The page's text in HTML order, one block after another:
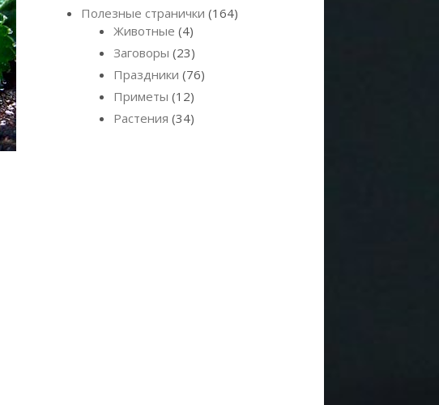
Полезные странички (164)
Животные (4)
Заговоры (23)
Праздники (76)
Приметы (12)
Растения (34)